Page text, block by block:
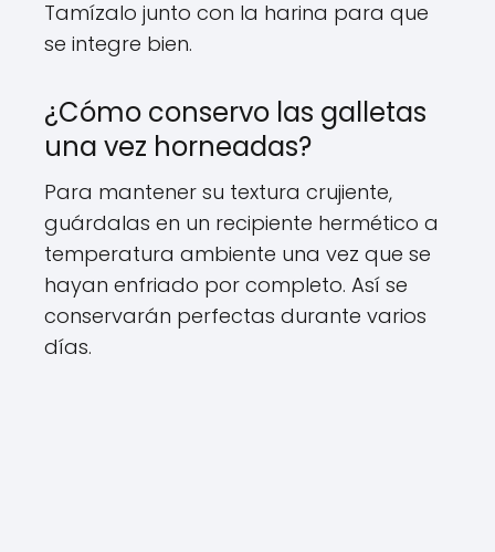
Tamízalo junto con la harina para que
se integre bien.
¿Cómo conservo las galletas
una vez horneadas?
Para mantener su textura crujiente,
guárdalas en un recipiente hermético a
temperatura ambiente una vez que se
hayan enfriado por completo. Así se
conservarán perfectas durante varios
días.